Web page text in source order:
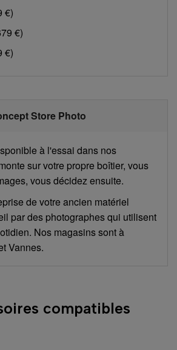
€)
€)
€)
Store Photo
à l'essai dans nos
sur votre propre boîtier, vous
vous décidez ensuite.
de votre ancien matériel
par des photographes qui utilisent
Nos magasins sont à
Vannes.
compatibles